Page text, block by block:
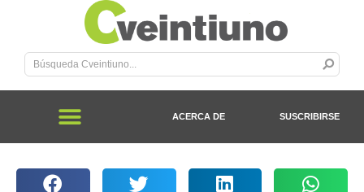
ACERCA DE SUSCRIBIRSE